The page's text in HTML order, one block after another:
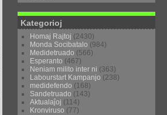
Kategorioj
Homaj Rajtoj (2430)
Monda Socibatalo (984)
Medidetruado (566)
Esperanto (467)
Neniam milito inter ni (363)
Labourstart Kampanjo (238)
medidefendo (168)
Sandetruado (143)
Aktualaĵoj (114)
Kronviruso (77)